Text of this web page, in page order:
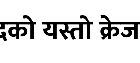
यस्तो क्रेज